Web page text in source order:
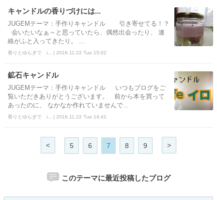
キャンドルの香りづけには...
JUGEMテーマ：手作りキャンドル 引き寄せてる！？
会いたいなぁ～と思っていたら、偶然出会ったり、 連
絡がふと入ってきたり。 ...
香りとゆらぎで i... | 2016.11.22 Tue 15:02
鉱石キャンドル
JUGEMテーマ：手作りキャンドル いつもブログをご
覧いただきありがとうございます。 前から本を買って
あったのに、 なかなか作れていませんで...
香りとゆらぎで i... | 2016.11.22 Tue 14:41
< 5 6 7 8 9 >
このテーマに最近投稿したブログ